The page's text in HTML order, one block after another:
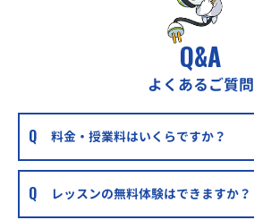
JR藤沢駅・辻堂駅からバスで10分
Q&A
よくあるご質問
料金・授業料はいくらですか？
レッスンの無料体験はできますか？